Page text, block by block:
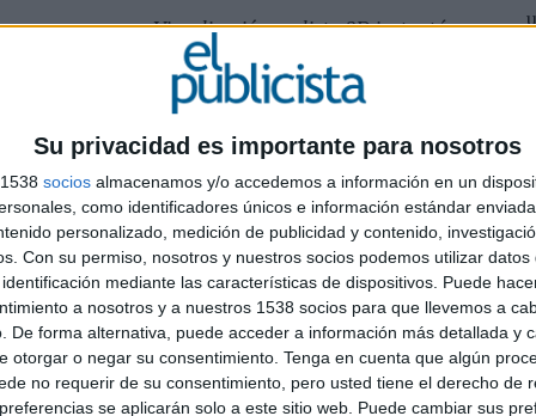
Su privacidad es importante para nosotros
socios almacenamos y/o accedemos a información en un
como identificadores únicos e información estándar
personalizado, medición de publicidad y contenido,
Con su permiso, nosotros y nuestros socios podemos utilizar datos
mediante las características de dispositivos. Puede
a nosotros y a nuestros 1538 socios para que llevemos a
De forma alternativa, puede acceder a información más detallada y
otorgar o negar su consentimiento. Tenga en cuenta que algún
no requerir de su consentimiento, pero usted tiene el derecho de
se aplicarán solo a este sitio web. Puede cambiar sus
Visualización realista 2D instantánea
filial de Canva.com, Easyprint está ampliando su
imágenes de archivo libres de regalías a las que
restricciones para sus proyectos individuales.
su creatividad a nuevas alturas y sin costos de
de Unitedprint.com SE.
productos digitales e impresos
diseño gratuitas disponibles enEasyprint.com,